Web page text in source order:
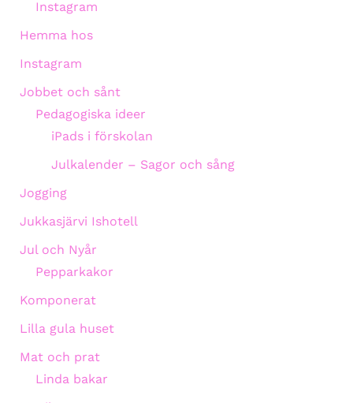
Instagram
Hemma hos
Instagram
Jobbet och sånt
Pedagogiska ideer
iPads i förskolan
Julkalender – Sagor och sång
Jogging
Jukkasjärvi Ishotell
Jul och Nyår
Pepparkakor
Komponerat
Lilla gula huset
Mat och prat
Linda bakar